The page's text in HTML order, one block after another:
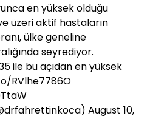
en yüksek olduğu
üzeri aktif hastaların
ülke geneline
seyrediyor.
ile bu açıdan en yüksek
RVlhe7786O
August 10,